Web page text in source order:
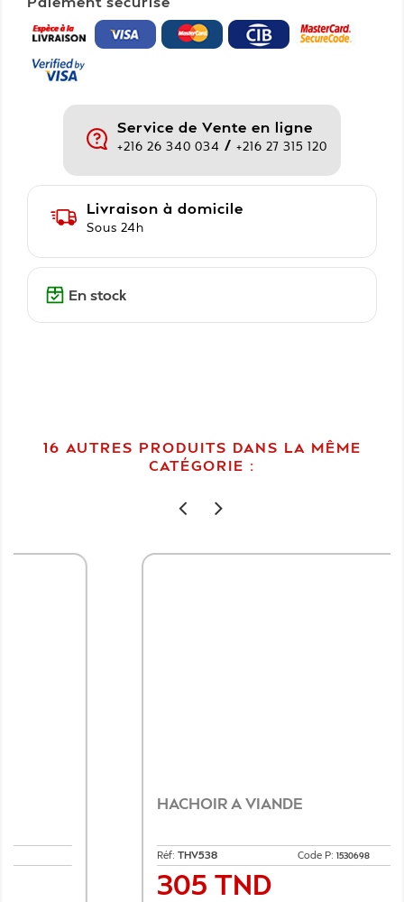
Service de Vente en ligne
+216 26 340 034 / +216 27 315 120
Livraison à domicile
Sous 24h
En stock
16 AUTRES PRODUITS DANS LA MÊME
CATÉGORIE :
HACHOIR A VIANDE
Code P:
305 TND